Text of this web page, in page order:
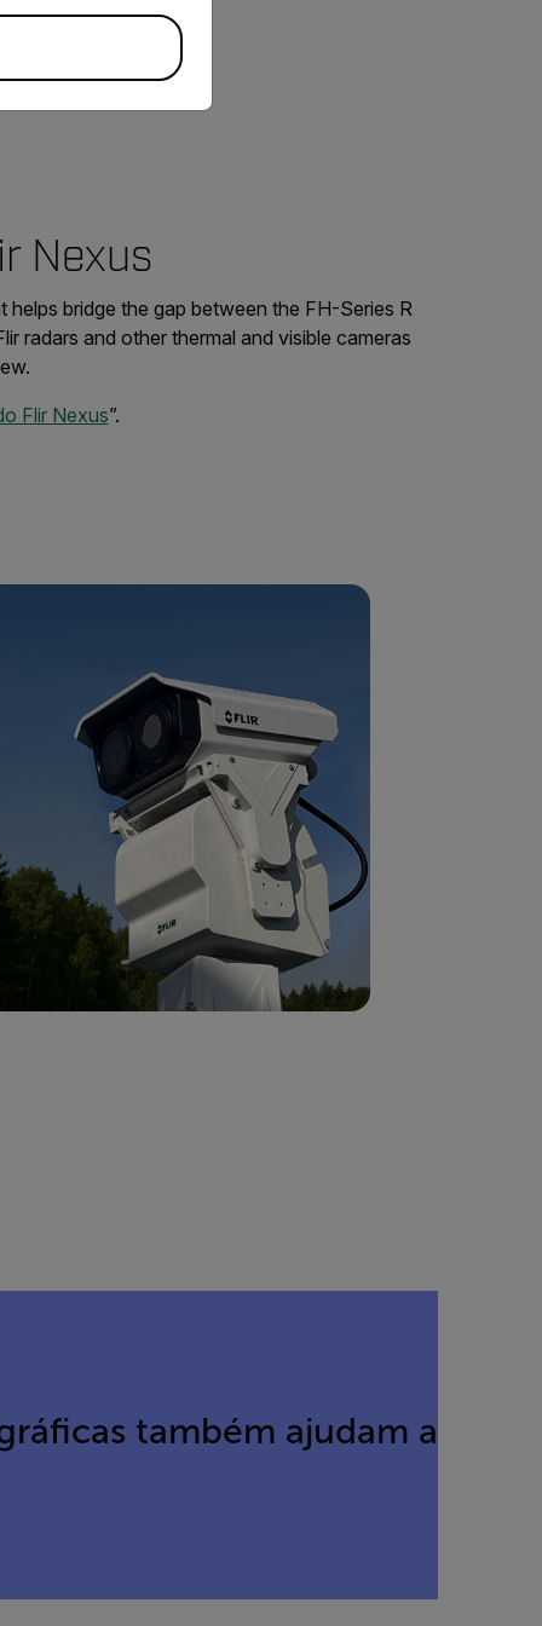
Nexus
bridge the gap between the FH-Series R
radars and other thermal and visible cameras
Flir Nexus”.
também ajudam a